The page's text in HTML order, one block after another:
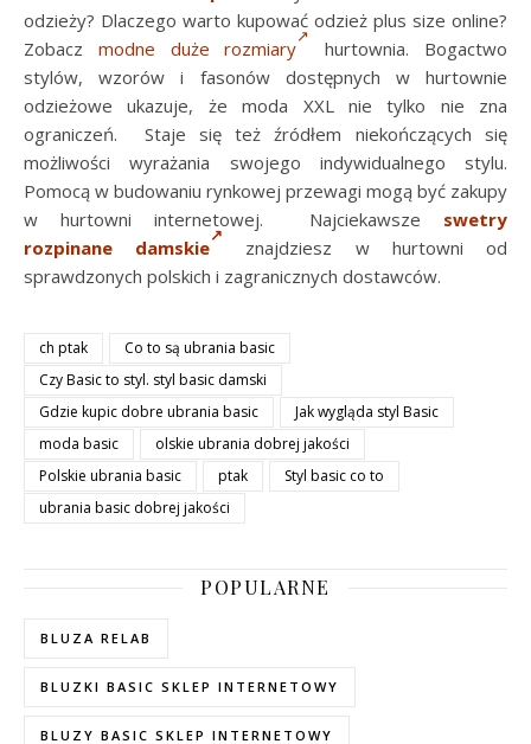
odzieży? Dlaczego warto kupować odzież plus size online?
Zobacz modne duże rozmiary
hurtownia. Bogactwo
stylów, wzorów i fasonów dostępnych w hurtownie
odzieżowe ukazuje, że moda XXL nie tylko nie zna
ograniczeń. Staje się też źródłem niekończących się
możliwości wyrażania swojego indywidualnego stylu.
Pomocą w budowaniu rynkowej przewagi mogą być zakupy
w hurtowni internetowej. Najciekawsze swetry
rozpinane damskie
znajdziesz w hurtowni od
sprawdzonych polskich i zagranicznych dostawców.
ch ptak
Co to są ubrania basic
Czy Basic to styl. styl basic damski
Gdzie kupic dobre ubrania basic
Jak wygląda styl Basic
moda basic
olskie ubrania dobrej jakości
Polskie ubrania basic
ptak
Styl basic co to
ubrania basic dobrej jakości
POPULARNE
BLUZA RELAB
BLUZKI BASIC SKLEP INTERNETOWY
BLUZY BASIC SKLEP INTERNETOWY